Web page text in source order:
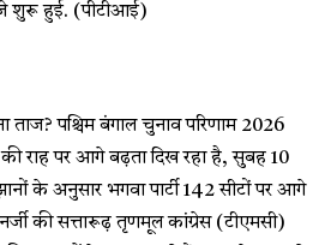
शुरू हुई. (पीटीआई)
ताज? पश्चिम बंगाल चुनाव परिणाम 2026
की राह पर आगे बढ़ता दिख रहा है, सुबह 10
के अनुसार भगवा पार्टी 142 सीटों पर आगे
की सत्तारूढ़ तृणमूल कांग्रेस (टीएमसी)